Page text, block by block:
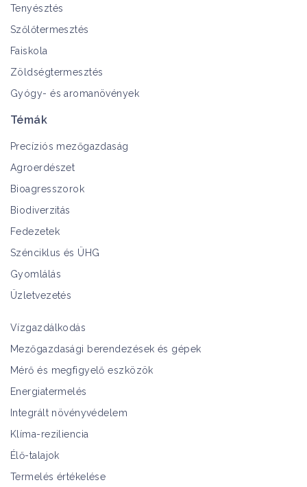
Tenyésztés
Szőlőtermesztés
Faiskola
Zöldségtermesztés
Gyógy- és aromanövények
Témák
Precíziós mezőgazdaság
Agroerdészet
Bioagresszorok
Biodiverzitás
Fedezetek
Szénciklus és ÜHG
Gyomlálás
Üzletvezetés
Vízgazdálkodás
Mezőgazdasági berendezések és gépek
Mérő és megfigyelő eszközök
Energiatermelés
Integrált növényvédelem
Klíma-reziliencia
Élő-talajok
Termelés értékelése